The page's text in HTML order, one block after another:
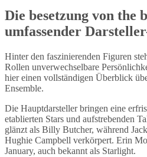
Die besetzung von the
umfassender
Hinter den faszinierenden Figuren
Rollen unverwechselbare
hier einen vollständigen Überblick
Ensemble.
Die Hauptdarsteller bringen eine
etablierten Stars und aufstrebenden
glänzt als Billy Butcher, während
Hughie Campbell verkörpert. Erin
January, auch bekannt als Starlight.